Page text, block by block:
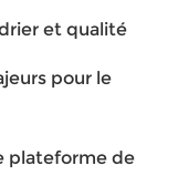
et qualité
pour le
plateforme de